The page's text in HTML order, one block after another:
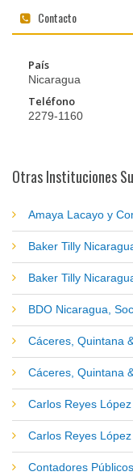
Contacto
País
Nicaragua
Teléfono
2279-1160
Otras Instituciones
Amaya Lacayo y
Baker Tilly
Baker Tilly
BDO Nicaragua,
Cáceres, Quintana
Cáceres, Quintana
Carlos Reyes
Carlos Reyes
Contadores